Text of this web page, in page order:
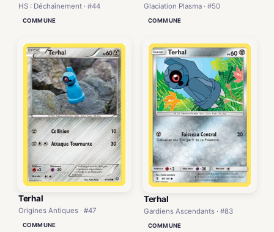
HS : Déchaînement · #44
COMMUNE
Glaciation Plasma · #50
COMMUNE
Terhal
Origines Antiques · #47
COMMUNE
Terhal
Gardiens Ascendants · #83
COMMUNE